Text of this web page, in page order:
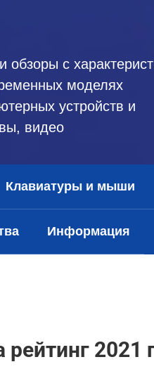
обзоры с
моделях
устройств и
видео
Клавиатуры и мыши
Информация
2021